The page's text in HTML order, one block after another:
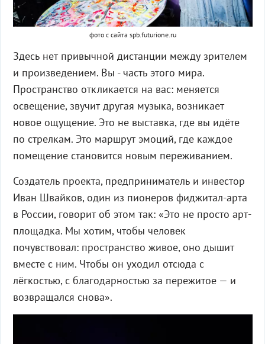
фото с сайта spb.futurione.ru
Здесь нет привычной дистанции между зрителем
и произведением. Вы - часть этого мира.
Пространство откликается на вас: меняется
освещение, звучит другая музыка, возникает
новое ощущение. Это не выставка, где вы идёте
по стрелкам. Это маршрут эмоций, где каждое
помещение становится новым переживанием.
Создатель проекта, предприниматель и инвестор
Иван Швайков, один из пионеров фиджитал-арта
в России, говорит об этом так: «Это не просто арт-
площадка. Мы хотим, чтобы человек
почувствовал: пространство живое, оно дышит
вместе с ним. Чтобы он уходил отсюда с
лёгкостью, с благодарностью за пережитое — и
возвращался снова».